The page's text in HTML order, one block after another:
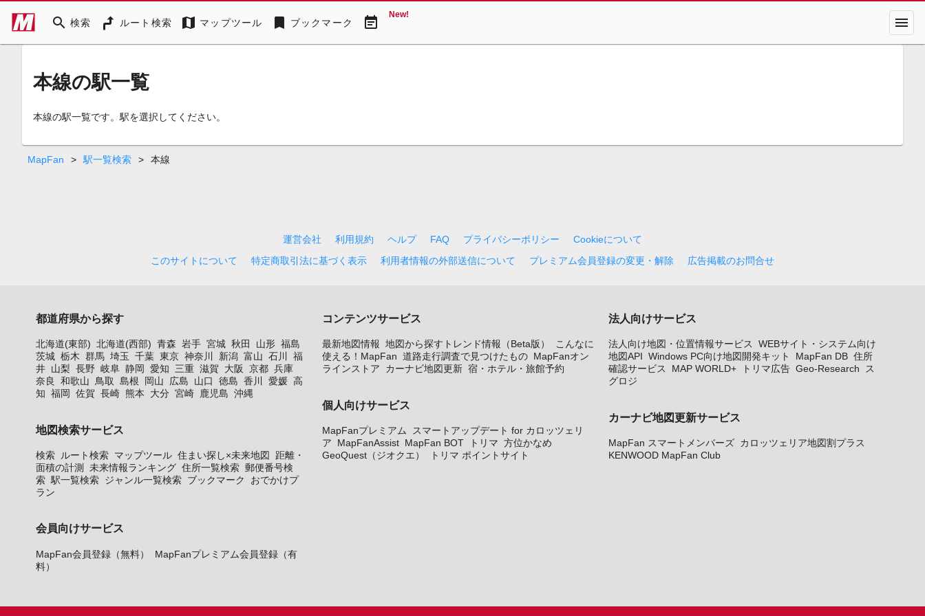
search 検索 ルート検索 map マップツール bookmark ブックマーク event_note New! menu
本線の駅一覧
本線の駅一覧です。駅を選択してください。
MapFan > 駅一覧検索 > 本線
運営会社 利用規約 ヘルプ FAQ プライバシーポリシー
Cookieについて
このサイトについて
特定商取引法に基づく表示 利用者情報の外部送信について プレミアム会員登録の変更・解除 広告掲載のお問合せ
都道府県から探す
北海道(東部) 北海道(西部) 青森 岩手 宮城 秋田 山形 福島
茨城 栃木 群馬 埼玉 千葉 東京 神奈川 新潟 富山 石川
福
井 山梨 長野 岐阜 静岡 愛知 三重 滋賀 大阪 京都 兵庫
奈良
和歌山 鳥取 島根 岡山 広島 山口 徳島 香川 愛媛 高
知 福岡 佐賀 長崎 熊本 大分 宮崎 鹿児島 沖縄
地図検索サービス
検索 ルート検索 マップツール 住まい探し×未来地図
距離・
面積の計測
未来情報ランキング 住所一覧検索 郵便番号検
索 駅一覧検索 ジャンル一覧検索 ブックマーク
おでかけプ
ラン
会員向けサービス
MapFan会員登録（無料）
MapFanプレミアム会員登録（有
料）
コンテンツサービス
最新地図情報 地図から探すトレンド情報（Beta版）
こんなに
使える！MapFan 道路走行調査で見つけたもの MapFanオン
ラインストア
カーナビ地図更新 宿・ホテル・旅館予約
個人向けサービス
MapFanプレミアム
スマートアップデート for カロッツェリ
ア
MapFanAssist MapFan BOT トリマ 方位かなめ
GeoQuest（ジオクエ）
トリマ ポイントサイト
法人向けサービス
法人向け地図・位置情報サービス
WEBサイト・システム向け
地図API Windows PC向け地図開発キット MapFan DB 住所
確認サービス
MAP WORLD+ トリマ広告 Geo-Research
ス
グロジ
カーナビ地図更新サービス
MapFan スマートメンバーズ カロッツェリア地図割プラス
KENWOOD MapFan Club